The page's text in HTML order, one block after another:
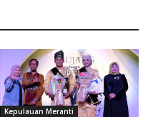
Kepulauan Meranti